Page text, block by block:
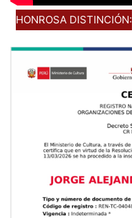
HONROSA DISTINCIÓN: